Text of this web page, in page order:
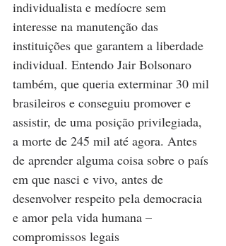
individualista e medíocre sem
interesse na manutenção das
instituições que garantem a liberdade
individual. Entendo Jair Bolsonaro
também, que queria exterminar 30 mil
brasileiros e conseguiu promover e
assistir, de uma posição privilegiada,
a morte de 245 mil até agora. Antes
de aprender alguma coisa sobre o país
em que nasci e vivo, antes de
desenvolver respeito pela democracia
e amor pela vida humana –
compromissos legais